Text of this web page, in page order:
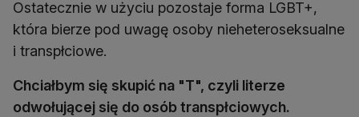
Ostatecznie w użyciu pozostaje forma LGBT+,
która bierze pod uwagę osoby nieheteroseksualne
i transpłciowe.
Chciałbym się skupić na "T", czyli literze
odwołującej się do osób transpłciowych.